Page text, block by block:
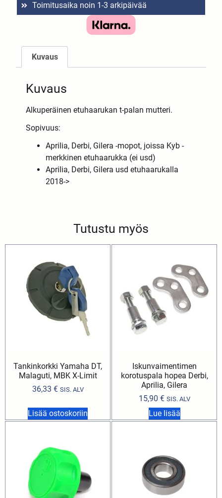
Toimitusaika noin 1-3 arkipäivää
Kuvaus
Kuvaus
Alkuperäinen etuhaarukan t-palan mutteri.
Sopivuus:
Aprilia, Derbi, Gilera -mopot, joissa Kyb -
merkkinen etuhaarukka (ei usd)
Aprilia, Derbi, Gilera usd etuhaarukalla
2018->
Tutustu myös
Tankinkorkki Yamaha DT,
Malaguti, MBK X-Limit
36,33 € SIS. ALV
Lisää ostoskoriin
Iskunvaimentimen
korotuspala hopea Derbi,
Aprilia, Gilera
15,90 € SIS. ALV
Lue lisää